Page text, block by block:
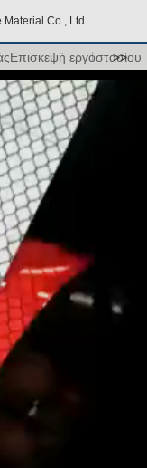
Material Co., Ltd.
Επισκεψή εργοστασίου
>>